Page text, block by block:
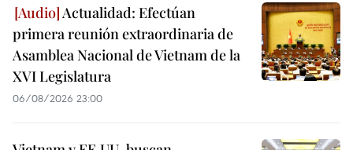
Actualidad: Efectúan
primera reunión extraordinaria de
Asamblea Nacional de Vietnam de la
XVI Legislatura
06/08/2026 23:00